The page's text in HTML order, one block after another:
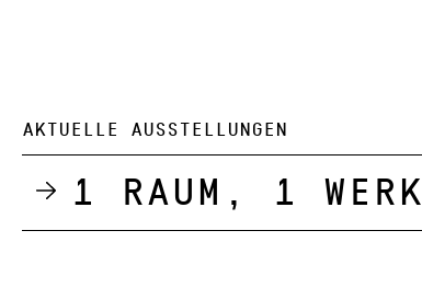
AKTUELLE AUSSTELLUNGEN
1 Raum, 1 Werk